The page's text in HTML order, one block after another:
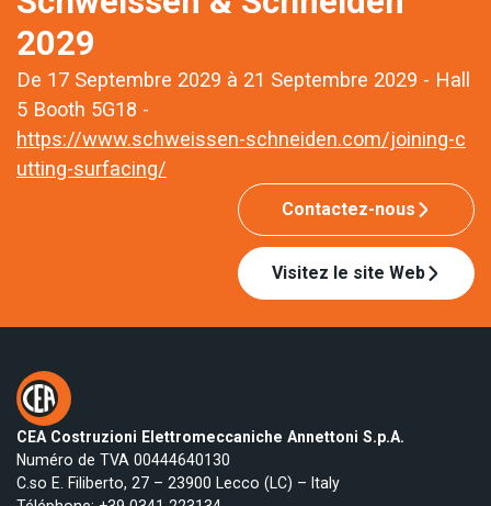
2029
De 17 Septembre 2029 à 21 Septembre 2029 - Hall
5 Booth 5G18 -
https://www.schweissen-schneiden.com/joining-c
utting-surfacing/
Contactez-nous
Visitez le site Web
CEA Costruzioni Elettromeccaniche Annettoni S.p.A.
Numéro de TVA 00444640130
C.so E. Filiberto, 27 – 23900 Lecco (LC) – Italy